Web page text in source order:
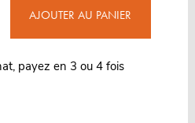
AJOUTER AU PANIER
payez en 3 ou 4 fois